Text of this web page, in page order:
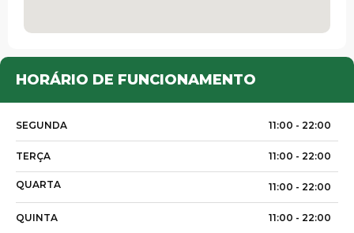
HORÁRIO DE FUNCIONAMENTO
SEGUNDA 11:00 - 22:00
TERÇA 11:00 - 22:00
QUARTA 11:00 - 22:00
QUINTA 11:00 - 22:00